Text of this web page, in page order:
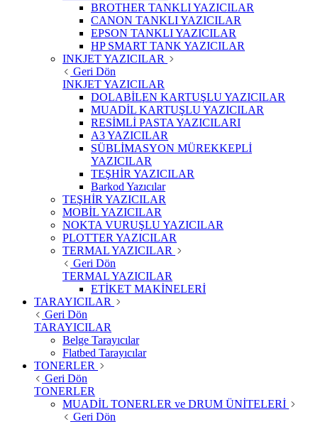
BROTHER TANKLI YAZICILAR
CANON TANKLI YAZICILAR
EPSON TANKLI YAZICILAR
HP SMART TANK YAZICILAR
INKJET YAZICILAR
Geri Dön
INKJET YAZICILAR
DOLABİLEN KARTUŞLU YAZICILAR
MUADİL KARTUŞLU YAZICILAR
RESİMLİ PASTA YAZICILARI
A3 YAZICILAR
SÜBLİMASYON MÜREKKEPLİ
YAZICILAR
TEŞHİR YAZICILAR
Barkod Yazıcılar
TEŞHİR YAZICILAR
MOBİL YAZICILAR
NOKTA VURUŞLU YAZICILAR
PLOTTER YAZICILAR
TERMAL YAZICILAR
Geri Dön
TERMAL YAZICILAR
ETİKET MAKİNELERİ
TARAYICILAR
Geri Dön
TARAYICILAR
Belge Tarayıcılar
Flatbed Tarayıcılar
TONERLER
Geri Dön
TONERLER
MUADİL TONERLER ve DRUM ÜNİTELERİ
Geri Dön